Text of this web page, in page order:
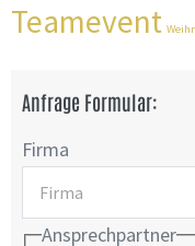
Teamevent
Anfrage Formular:
Firma
Ansprechpartner